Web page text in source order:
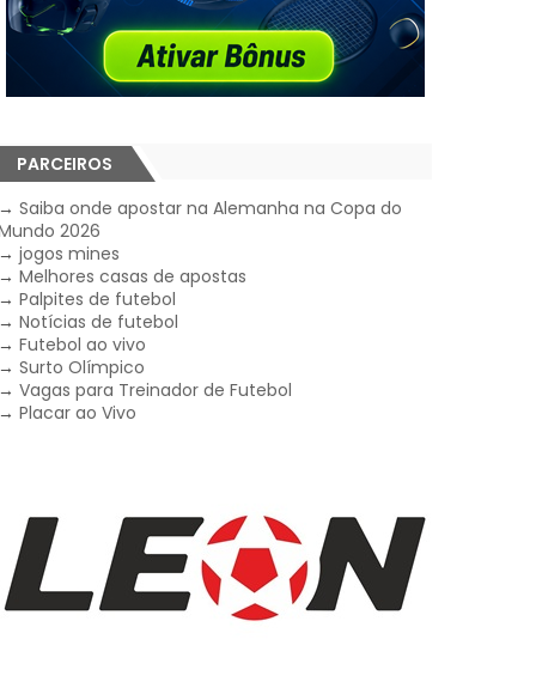
PARCEIROS
→Saiba onde apostar na Alemanha na Copa do
2026
→jogos mines
→Melhores casas de apostas
→Palpites de futebol
→Notícias de futebol
→Futebol ao vivo
→Surto Olímpico
→Vagas para Treinador de Futebol
→Placar ao Vivo